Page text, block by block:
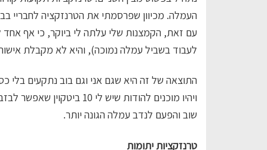
העמלה. מכיוון שפרסמתי את הטרנזקציה לחבריי
עם זאת, הקמצנות שלי עלתה לי ביוקר, כי אף
לעבוד בשביל עמלה נמוכה), והיא לא מקבלת
ויהיו מוכנים להודות שיש
שוב והפעם לנדב עמלה הגונה יותר.
טרנזקציות יתומות